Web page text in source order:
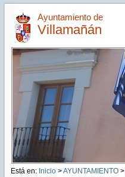
Ayuntamiento de
Villamañán
Está en: Inicio >AYUNTAMIENTO>